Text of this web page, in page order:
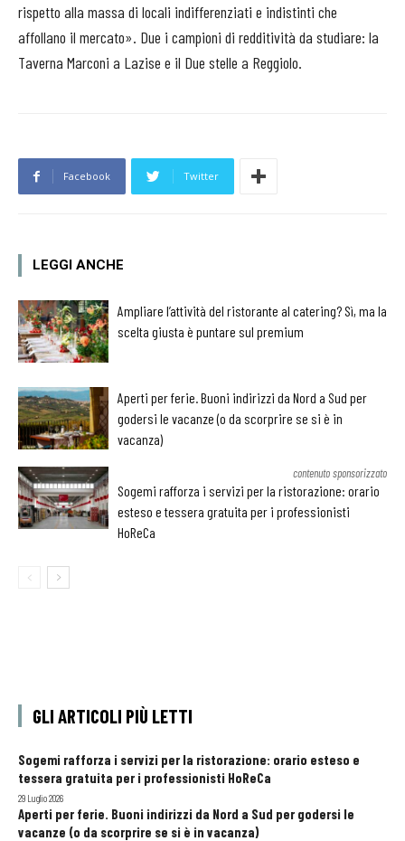
rispetto alla massa di locali indifferenziati e indistinti che
affollano il mercato». Due i campioni di redditività da studiare: la
Taverna Marconi a Lazise e il Due stelle a Reggiolo.
Facebook Twitter
LEGGI ANCHE
Ampliare l’attività del ristorante al catering? Sì, ma la
scelta giusta è puntare sul premium
Aperti per ferie. Buoni indirizzi da Nord a Sud per
godersi le vacanze (o da scorprire se si è in
vacanza)
contenuto sponsorizzato
Sogemi rafforza i servizi per la ristorazione: orario
esteso e tessera gratuita per i professionisti
HoReCa
GLI ARTICOLI PIÙ LETTI
Sogemi rafforza i servizi per la ristorazione: orario esteso e
tessera gratuita per i professionisti HoReCa
29 Luglio 2026
Aperti per ferie. Buoni indirizzi da Nord a Sud per godersi le
vacanze (o da scorprire se si è in vacanza)